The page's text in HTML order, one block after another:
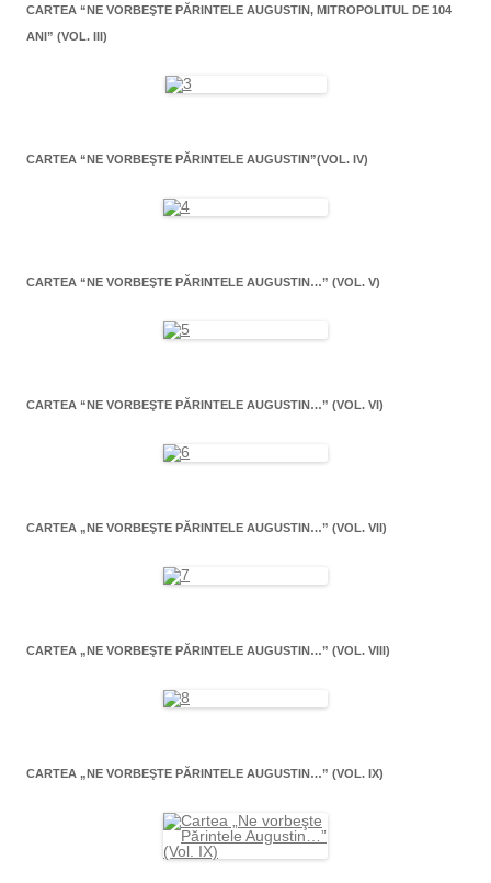
CARTEA “NE VORBEŞTE PĂRINTELE AUGUSTIN, MITROPOLITUL DE 104
ANI” (VOL. III)
CARTEA “NE VORBEŞTE PĂRINTELE AUGUSTIN”(VOL. IV)
CARTEA “NE VORBEŞTE PĂRINTELE AUGUSTIN…” (VOL. V)
CARTEA “NE VORBEŞTE PĂRINTELE AUGUSTIN…” (VOL. VI)
CARTEA „NE VORBEŞTE PĂRINTELE AUGUSTIN…” (VOL. VII)
CARTEA „NE VORBEŞTE PĂRINTELE AUGUSTIN…” (VOL. VIII)
CARTEA „NE VORBEŞTE PĂRINTELE AUGUSTIN…” (VOL. IX)